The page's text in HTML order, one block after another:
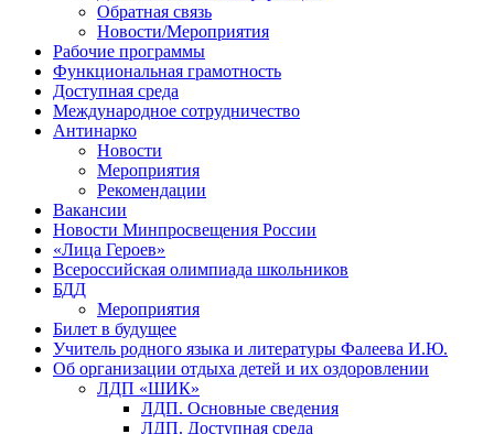
Обратная связь
Новости/Мероприятия
Рабочие программы
Функциональная грамотность
Доступная среда
Международное сотрудничество
Антинарко
Новости
Мероприятия
Рекомендации
Вакансии
Новости Минпросвещения России
«Лица Героев»
Всероссийская олимпиада школьников
БДД
Мероприятия
Билет в будущее
Учитель родного языка и литературы Фалеева И.Ю.
Об организации отдыха детей и их оздоровлении
ЛДП «ШИК»
ЛДП. Основные сведения
ЛДП. Доступная среда